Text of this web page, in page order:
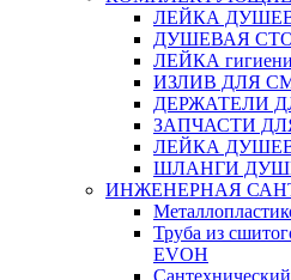
ЛЕЙКА
ДУШЕВАЯ
ЛЕЙКА
ИЗЛИВ ДЛЯ
ДЕРЖАТЕЛИ
ЗАПЧАСТИ
ЛЕЙКА
ШЛАНГИ
ИНЖЕНЕРНАЯ
Труба из
EVOH